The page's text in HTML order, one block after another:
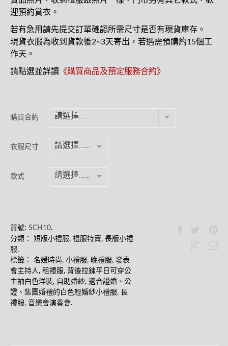
迎預約賞衣。
若有急用請先提交訂單確認所需尺寸是否有現貨庫存。
現貨衣服為收到貨款後2~3天寄出，若遇需預購約15個工
作天。
請點選並詳讀 《購買商品及預定服務合約》
購買合約 請選擇...…
衣服尺寸 請選擇...…
款式 請選擇...…
貨號: SCH10.
分類： 短版小禮服, 禮服特賣, 長版小禮
服.
標籤： 名媛時尚, 小禮服, 晚禮服, 發表
會主持人, 租禮服, 背後拉鍊平日可穿公
主袖白色洋裝, 自助婚紗, 適合證婚、公
證、集團婚禮的白色輕婚紗小禮服, 長
禮服, 音樂會演奏會.